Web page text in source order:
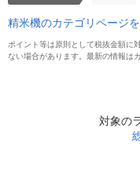
精米機のカテゴリページ
ポイント等は原則として税抜金額に
ない場合があります。最新の情報は
対象の